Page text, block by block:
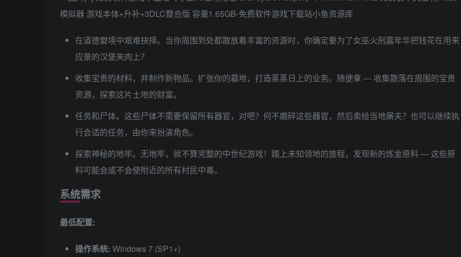
在道德窘境中艰难抉择。当你周围到处都散放着丰富的资源时，你确定要为了女巫火刑嘉年华把钱花在用来
应景的汉堡夹肉上？
收集宝贵的材料，并制作新物品。扩张你的墓地，打造蒸蒸日上的业务。随便拿 — 收集散落在周围的宝贵
资源，探索这片土地的财富。
任务和尸体。这些尸体不需要保留所有器官，对吧？何不磨碎这些器官，然后卖给当地屠夫？也可以继续执
行合适的任务，由你来扮演角色。
探索神秘的地牢。无地牢，就不算完整的中世纪游戏！踏上未知领地的旅程，发现新的炼金原料 — 这些原
料可能会或不会使附近的所有村民中毒。
系统需求
最低配置:
操作系统: Windows 7 (SP1+)